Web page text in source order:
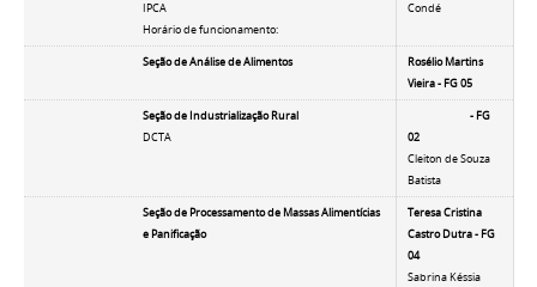
IPCA
Horário de funcionamento:
Condé
Seção de Análise de Alimentos
Rosélio Martins
Vieira - FG 05
Seção de Industrialização Rural
DCTA
- FG
02
Cleiton de Souza
Batista
Seção de Processamento de Massas Alimentícias
e Panificação
Teresa Cristina
Castro Dutra - FG
04
Sabrina Késsia